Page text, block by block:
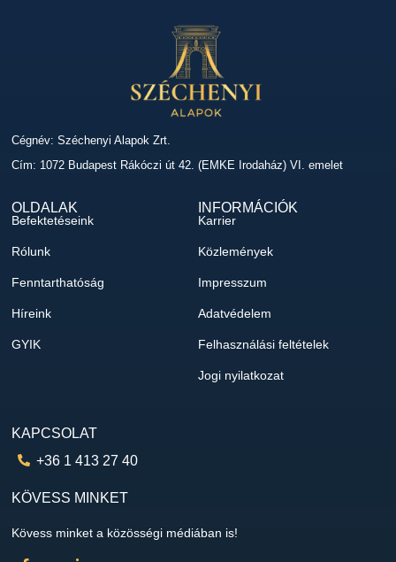
Cégnév: Széchenyi Alapok Zrt.
Cím: 1072 Budapest Rákóczi út 42. (EMKE Irodaház) VI. emelet
OLDALAK
Befektetéseink
Rólunk
Fenntarthatóság
Híreink
GYIK
INFORMÁCIÓK
Karrier
Közlemények
Impresszum
Adatvédelem
Felhasználási feltételek
Jogi nyilatkozat
KAPCSOLAT
+36 1 413 27 40
KÖVESS MINKET
Kövess minket a közösségi médiában is!